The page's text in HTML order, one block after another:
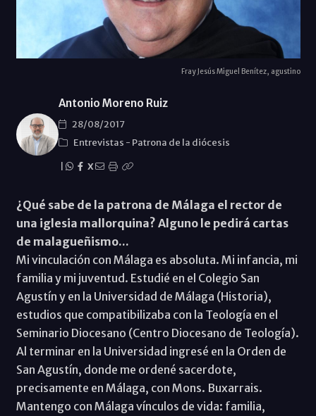
Fray Jesús Miguel Benítez, agustino
Antonio Moreno Ruiz
28/08/2017
Entrevistas - Patrona de la diócesis
X
¿Qué sabe de la patrona de Málaga el rector de
una iglesia mallorquina? Alguno le pedirá cartas
de malagueñismo...
Mi vinculación con Málaga es absoluta. Mi infancia, mi
familia y mi juventud. Estudié en el Colegio San
Agustín y en la Universidad de Málaga (Historia),
estudios que compatibilizaba con la Teología en el
Seminario Diocesano (Centro Diocesano de Teología).
Al terminar en la Universidad ingresé en la Orden de
San Agustín, donde me ordené sacerdote,
precisamente en Málaga, con Mons. Buxarrais.
Mantengo con Málaga vínculos de vida: familia,